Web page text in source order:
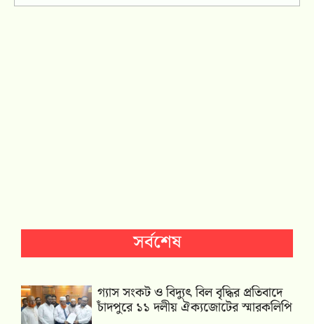
সর্বশেষ
গ্যাস সংকট ও বিদ্যুৎ বিল বৃদ্ধির প্রতিবাদে
চাঁদপুরে ১১ দলীয় ঐক্যজোটের স্মারকলিপি